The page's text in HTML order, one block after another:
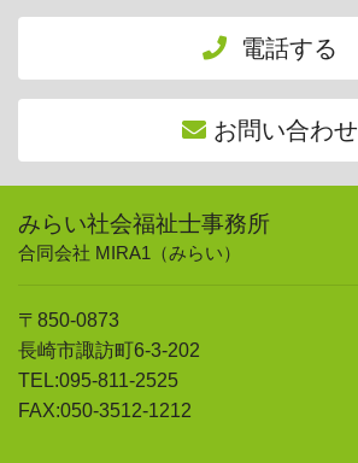
電話する
お問い合わせ
みらい社会福祉士事務所
合同会社 MIRA1（みらい）
〒850-0873
長崎市諏訪町6-3-202
TEL:095-811-2525
FAX:050-3512-1212